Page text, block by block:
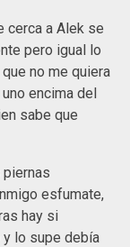
cerca a Alek se
pero igual lo
no me quiera
encima del
sabe que
esfumate,
hay si
y lo supe debía